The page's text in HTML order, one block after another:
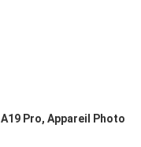
Pro, Appareil Photo